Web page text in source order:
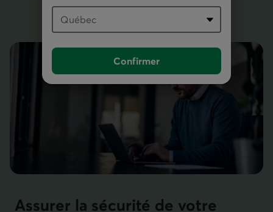
Confirmer
Assurer la sécurité de votre